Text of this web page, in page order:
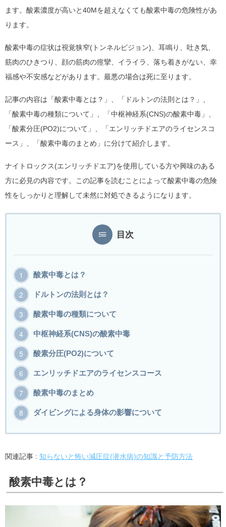
ます。酸素濃度が高いと40Mを超えなくても酸素中毒の危険性があ
ります。
酸素中毒の症状は視覚狭窄(トンネルビジョン)、耳鳴り、吐き気、
筋肉のひきつり、顔の筋肉の痙攣、イライラ、落ち着きがない、幸
福感や不安感などがあります。最悪の場合は死に至ります。
記事の内容は「酸素中毒とは？」、「ドルトンの法則とは？」、
「酸素中毒の種類について」、「中枢神経系(CNS)の酸素中毒」、
「酸素分圧(PO2)について」、「エンリッチドエアのライセンスコ
ース」、「酸素中毒のまとめ」に分けて紹介します。
ナイトロックス(エンリッチドエア)を使用している方や興味のある
方に必見の内容です。この記事を読むことによって酸素中毒の危険
性をしっかりと理解して未然に対処できるようになります。
目次
酸素中毒とは？
ドルトンの法則とは？
酸素中毒の種類について
中枢神経系(CNS)の酸素中毒
酸素分圧(PO2)について
エンリッチドエアのライセンスコース
酸素中毒のまとめ
ダイビングによる身体の影響について
関連記事 : 知らないと怖い減圧症(潜水病)の知識と予防方法
酸素中毒とは？